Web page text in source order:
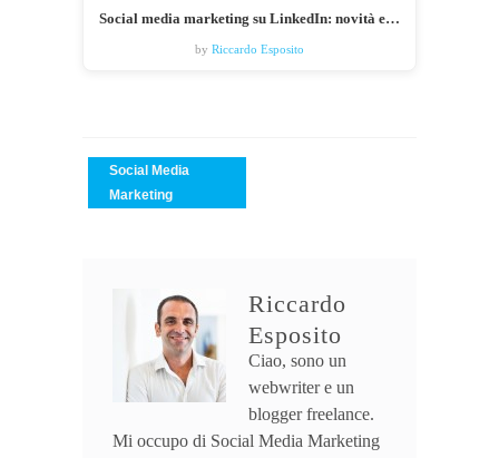
Social media marketing su LinkedIn: novità e…
by Riccardo Esposito
Social Media
Marketing
Riccardo
Esposito
Ciao, sono un
webwriter e un
blogger freelance.
Mi occupo di Social Media Marketing